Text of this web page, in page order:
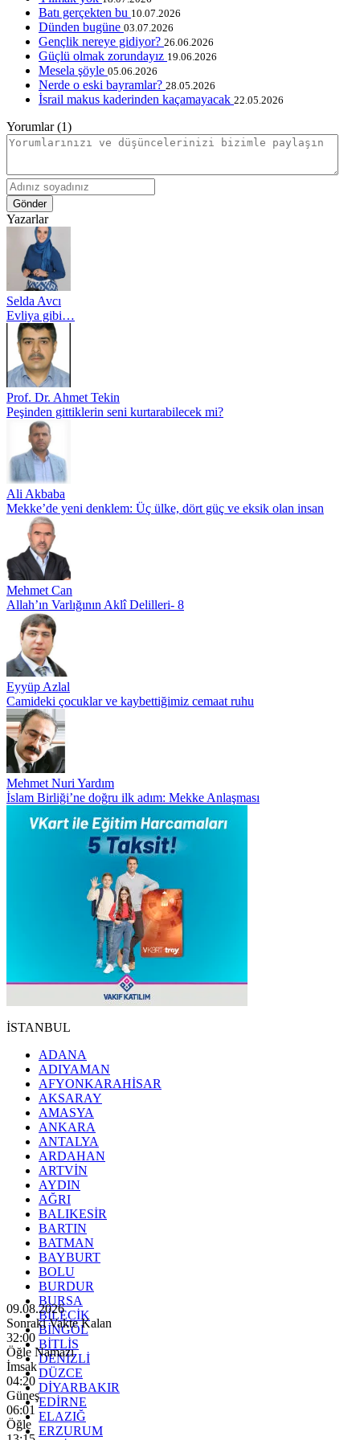
Batı gerçekten bu 10.07.2026
Dünden bugüne 03.07.2026
Gençlik nereye gidiyor? 26.06.2026
Güçlü olmak zorundayız 19.06.2026
Mesela şöyle 05.06.2026
Nerde o eski bayramlar? 28.05.2026
İsrail makus kaderinden kaçamayacak 22.05.2026
Yorumlar (1)
Gönder
Yazarlar
Selda Avcı
Evliya gibi…
Prof. Dr. Ahmet Tekin
Peşinden gittiklerin seni kurtarabilecek mi?
Ali Akbaba
Mekke’de yeni denklem: Üç ülke, dört güç ve eksik olan insan
Mehmet Can
Allah’ın Varlığının Aklî Delilleri- 8
Eyyüp Azlal
Camideki çocuklar ve kaybettiğimiz cemaat ruhu
Mehmet Nuri Yardım
İslam Birliği’ne doğru ilk adım: Mekke Anlaşması
İSTANBUL
ADANA
ADIYAMAN
AFYONKARAHİSAR
AKSARAY
AMASYA
ANKARA
ANTALYA
ARDAHAN
ARTVİN
AYDIN
AĞRI
BALIKESİR
BARTIN
BATMAN
BAYBURT
BOLU
BURDUR
BURSA
BİLECİK
BİNGÖL
BİTLİS
DENİZLİ
DÜZCE
DİYARBAKIR
EDİRNE
ELAZIĞ
ERZURUM
09.08.2026
Sonraki Vakte Kalan
31:59
Öğle Namazı
İmsak
04:20
Güneş
06:01
Öğle